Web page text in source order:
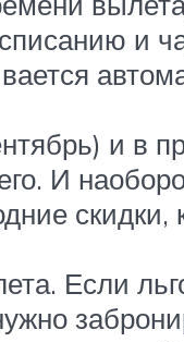
и
и в
И
скидки,
Если